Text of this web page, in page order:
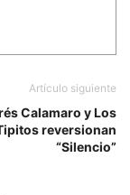
Artículo siguiente
Calamaro y Los
reversionan
“Silencio”